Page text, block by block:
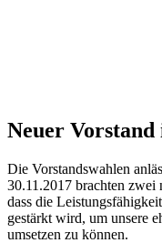
Neuer
Die Vorstandswahlen
30.11.2017 brachten zwei
dass die
gestärkt wird, um unsere
umsetzen zu können.